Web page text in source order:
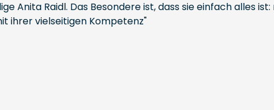
Anita Raidl. Das Besondere ist, dass sie einfach alles
ihrer vielseitigen Kompetenz"